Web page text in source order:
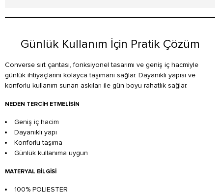
Günlük Kullanım İçin Pratik Çözüm
Converse sırt çantası, fonksiyonel tasarımı ve geniş iç hacmiyle
günlük ihtiyaçlarını kolayca taşımanı sağlar. Dayanıklı yapısı ve
konforlu kullanım sunan askıları ile gün boyu rahatlık sağlar.
NEDEN TERCIH ETMELISIN
Geniş iç hacim
Dayanıklı yapı
Konforlu taşıma
Günlük kullanıma uygun
MATERYAL BILGISI
100% POLIESTER